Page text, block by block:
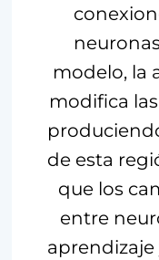
modelo, la
modifica
de esta
que los
entre
aprendizaje